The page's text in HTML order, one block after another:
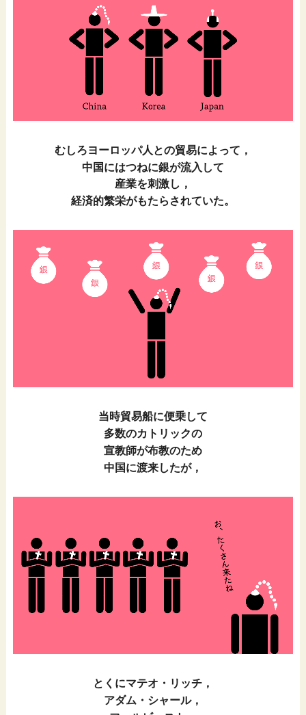
むしろヨーロッパ人との貿易によって，
中国にはつねに銀が流入して
産業を刺激し，
経済的繁栄がもたらされていた。
当時貿易船に便乗して
多数のカトリックの
宣教師が布教のため
中国に渡来したが，
とくにマテオ・リッチ，
アダム・シャール，